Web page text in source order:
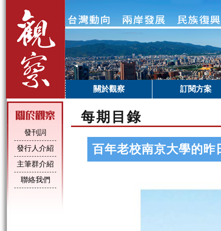
關於觀察 訂閱方案
發刊詞
發行人介紹
主筆群介紹
聯絡我們
每期目錄
百年老校南京大學的昨